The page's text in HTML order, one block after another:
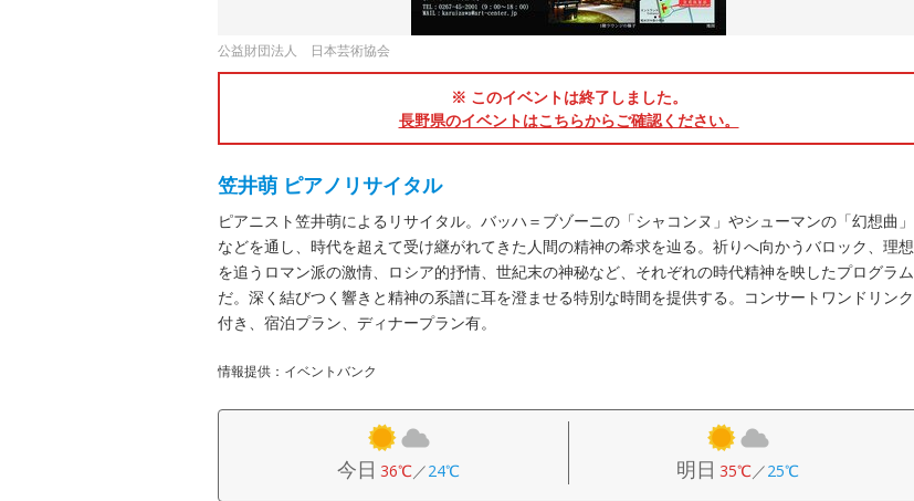
公益財団法人 日本芸術協会
※ このイベントは終了しました。
長野県のイベントはこちらからご確認ください。
笠井萌 ピアノリサイタル
ピアニスト笠井萌によるリサイタル。バッハ＝ブゾーニの「シャコンヌ」やシューマンの「幻想曲」
などを通し、時代を超えて受け継がれてきた人間の精神の希求を辿る。祈りへ向かうバロック、理想
を追うロマン派の激情、ロシア的抒情、世紀末の神秘など、それぞれの時代精神を映したプログラム
だ。深く結びつく響きと精神の系譜に耳を澄ませる特別な時間を提供する。コンサートワンドリンク
付き、宿泊プラン、ディナープラン有。
情報提供：イベントバンク
今日 36℃／24℃ 明日 35℃／25℃